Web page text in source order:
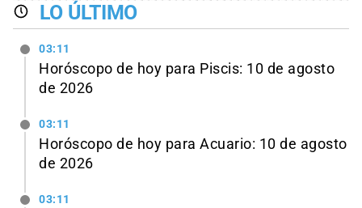
LO ÚLTIMO
03:11
Horóscopo de hoy para Piscis: 10 de agosto
de 2026
03:11
Horóscopo de hoy para Acuario: 10 de agosto
de 2026
03:11